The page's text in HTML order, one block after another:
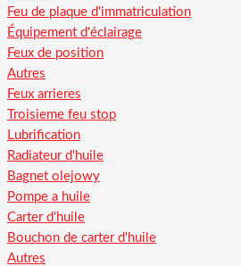
Feu de plaque d'immatriculation
Équipement d'éclairage
Feux de position
Autres
Feux arrieres
Troisieme feu stop
Lubrification
Radiateur d'huile
Bagnet olejowy
Pompe a huile
Carter d'huile
Bouchon de carter d'huile
Autres